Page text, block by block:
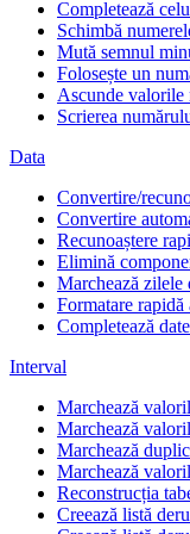
Completează
Schimbă
Mută semnul
Folosește un
Ascunde valorile
Scrierea
Data
Convertire/
Convertire
Recunoaștere
Elimină
Marchează zilele
Formatare rapidă
Completează
Interval
Marchează
Marchează
Marchează
Marchează
Reconstrucția
Creează listă